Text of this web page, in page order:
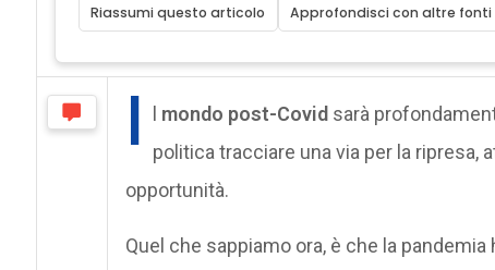
Riassumi questo articolo Approfondisci con altre fonti
I l mondo post-Covidsarà
politica tracciare una via per la ripresa,
opportunità.
Quel che sappiamo ora, è che la